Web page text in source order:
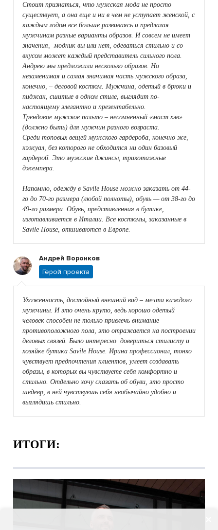
Стоит признаться, что мужская мода не просто
существует, а она еще и ни в чем не уступает женской, с
каждым годом все больше развиваясь и предлагая
мужчинам разные варианты образов. И совсем не имеет
значения, модник вы или нет, одеваться стильно и со
вкусом может каждый представитель сильного пола.
Андрею мы предложили несколько образов. Но
незаменимая и самая значимая часть мужского образа,
конечно, – деловой костюм. Мужчина, одетый в брюки и
пиджак, сшитые в одном стиле, выглядит по-
настоящему элегантно и презентабельно.
Трендовое мужское пальто – несомненный «маст хэв»
(должно быть) для мужчин разного возраста.
Среди топовых вещей мужского гардероба, конечно же,
кэжуал, без которого не обходится ни один базовый
гардероб. Это мужские джинсы, трикотажные
джемпера.
Напомню, одежду в Savile House можно заказать от 44-
го до 70-го размера (любой полноты), обувь — от 38-го до
49-го размера. Обувь, представленная в бутике,
изготавливается в Италии. Все костюмы, заказанные в
Savile House, отшиваются в Европе.
Андрей Воронков
Герой проекта
Ухоженность, достойный внешний вид – мечта каждого
мужчины. И это очень круто, ведь хорошо одетый
человек способен не только привлечь внимание
противоположного пола, это отражается на построении
деловых связей. Было интересно довериться стилисту и
хозяйке бутика Savile House. Ирина профессионал, тонко
чувствует предпочтения клиентов, умеет создавать
образы, в которых вы чувствуете себя комфортно и
стильно. Отдельно хочу сказать об обуви, это просто
шедевр, в ней чувствуешь себя необычайно удобно и
выглядишь стильно.
ИТОГИ: